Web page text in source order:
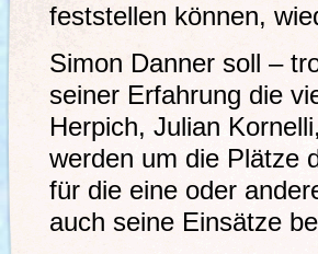
feststellen können,
Simon Danner soll –
seiner Erfahrung die
Herpich, Julian
werden um die Plätze
für die eine oder
auch seine Einsätze